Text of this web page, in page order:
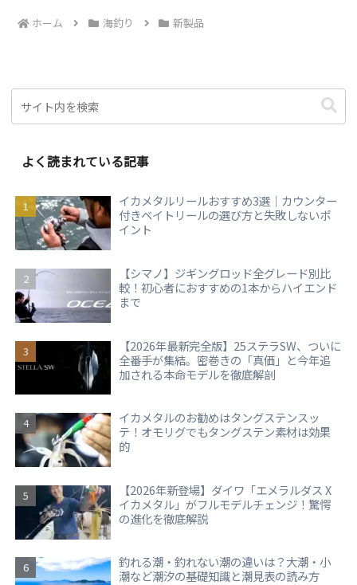
ホーム 海釣り 新製品
よく読まれている記事
イカメタルリールおすすめ3選｜カウンター
付きベイトリールの選び方と失敗しないポ
イント
【シマノ】ジギングロッド全グレード別比
較！初心者におすすめの1本からハイエンド
まで
【2026年最新完全版】25ステラSW、ついに
全番手が集結。密巻きの「真価」と今年追
加される本命モデルを徹底解剖
イカメタルのお勧めはタングステンスッ
テ！オモリグでもタングステン素材は効果
的
【2026年新登場】ダイワ「エメラルダス X
イカメタル」がフルモデルチェンジ！驚愕
の進化を徹底解説
釣れる潮・釣れない潮の違いは？大潮・小
潮など潮汐の基礎知識と潮見表の読み方